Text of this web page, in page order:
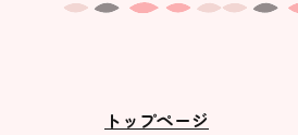
トップページ